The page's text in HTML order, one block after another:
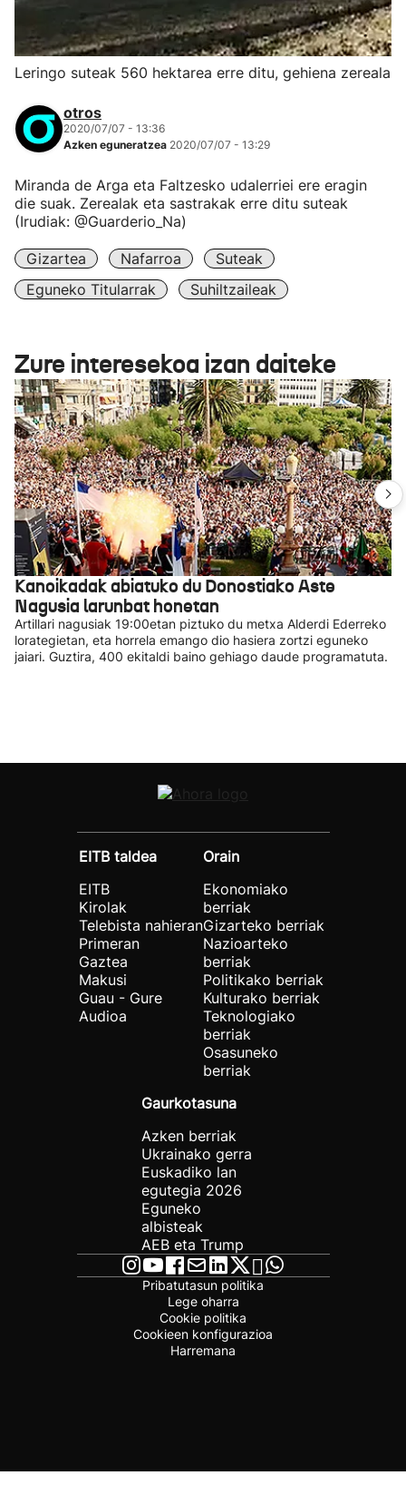
Leringo suteak 560 hektarea erre ditu, gehiena zereala
otros
2020/07/07 - 13:36
Azken eguneratzea 2020/07/07 - 13:29
Miranda de Arga eta Faltzesko udalerriei ere eragin
die suak. Zerealak eta sastrakak erre ditu suteak
(Irudiak: @Guarderio_Na)
Gizartea Nafarroa
Suteak
Eguneko Titularrak
Suhiltzaileak
Zure interesekoa izan daiteke
Kanoikadak abiatuko du Donostiako Aste
Nagusia larunbat honetan
Artillari nagusiak 19:00etan piztuko du metxa Alderdi Ederreko
lorategietan, eta horrela emango dio hasiera zortzi eguneko
jaiari. Guztira, 400 ekitaldi baino gehiago daude programatuta.
EITB taldea
EITB
Kirolak
Telebista nahieran
Primeran
Gaztea
Makusi
Guau - Gure
Audioa
Orain
Ekonomiako
berriak
Gizarteko berriak
Nazioarteko
berriak
Politikako berriak
Kulturako berriak
Teknologiako
berriak
Osasuneko
berriak
Gaurkotasuna
Azken berriak
Ukrainako gerra
Euskadiko lan
egutegia 2026
Eguneko
albisteak
AEB eta Trump
Pribatutasun politika
Lege oharra
Cookie politika
Cookieen konfigurazioa
Harremana